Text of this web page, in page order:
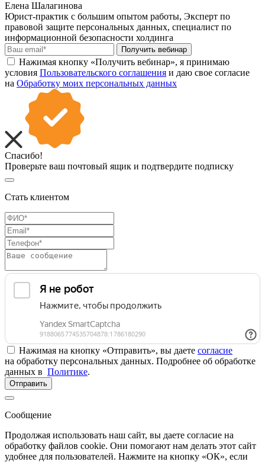
Елена Шалагинова
Юрист-практик с большим опытом работы, Эксперт по
правовой защите персональных данных, специалист по
информационной безопасности холдинга
Получить вебинар
Нажимая кнопку «Получить вебинар», я принимаю
условия Пользовательского соглашения и даю свое согласие
на Обработку моих персональных данных
Спасибо!
Проверьте ваш почтовый ящик и подтвердите подписку
Стать клиентом
Нажимая на кнопку «Отправить», вы даете согласие
на обработку персональных данных. Подробнее об обработке
данных в Политике.
Отправить
Сообщение
Продолжая использовать наш сайт, вы даете согласие на
обработку файлов cookie. Они помогают нам делать этот сайт
удобнее для пользователей. Нажмите на кнопку «ОК», если